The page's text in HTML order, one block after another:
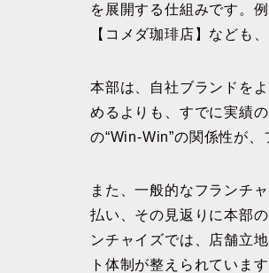
を展開する仕組みです。
【コメダ珈琲店】なども
本部は、自社ブランドを
めるよりも、すでに実績
の“Win-Win”の関係性が、
また、一般的なフランチ
払い、その見返りに本部
ンチャイズでは、店舗立
ト体制が整えられています